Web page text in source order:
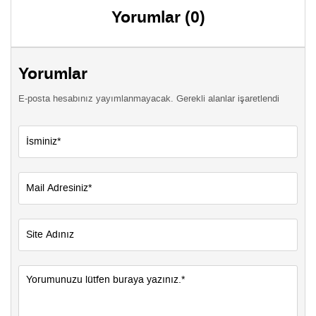
Yorumlar (0)
Yorumlar
E-posta hesabınız yayımlanmayacak. Gerekli alanlar işaretlendi